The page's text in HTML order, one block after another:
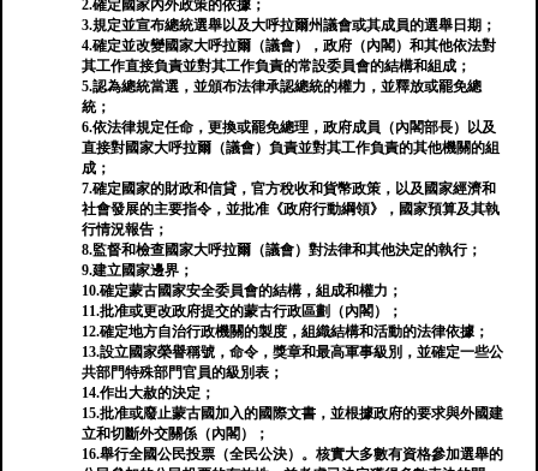
2.確定國家內外政策的依據；
3.規定並宣布總統選舉以及大呼拉爾州議會或其成員的選舉日期；
4.確定並改變國家大呼拉爾（議會），政府（內閣）和其他依法對
其工作直接負責並對其工作負責的常設委員會的結構和組成；
5.認為總統當選，並頒布法律承認總統的權力，並釋放或罷免總
統；
6.依法律規定任命，更換或罷免總理，政府成員（內閣部長）以及
直接對國家大呼拉爾（議會）負責並對其工作負責的其他機關的組
成；
7.確定國家的財政和信貸，官方稅收和貨幣政策，以及國家經濟和
社會發展的主要指令，並批准《政府行動綱領》，國家預算及其執
行情況報告；
8.監督和檢查國家大呼拉爾（議會）對法律和其他決定的執行；
9.建立國家邊界；
10.確定蒙古國家安全委員會的結構，組成和權力；
11.批准或更改政府提交的蒙古行政區劃（內閣）；
12.確定地方自治行政機關的製度，組織結構和活動的法律依據；
13.設立國家榮譽稱號，命令，獎章和最高軍事級別，並確定一些公
共部門特殊部門官員的級別表；
14.作出大赦的決定；
15.批准或廢止蒙古國加入的國際文書，並根據政府的要求與外國建
立和切斷外交關係（內閣）；
16.舉行全國公民投票（全民公決）。核實大多數有資格參加選舉的